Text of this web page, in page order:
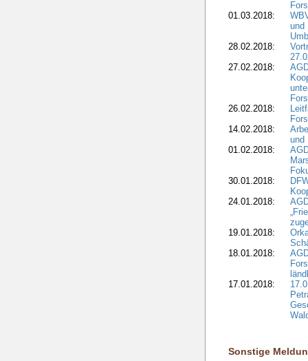
01.03.2018:
und
28.02.2018:
27.02.2018:
26.02.2018:
14.02.2018:
und
01.02.2018:
30.01.2018:
24.01.2018:
19.01.2018:
18.01.2018:
17.01.2018:
Sonstige